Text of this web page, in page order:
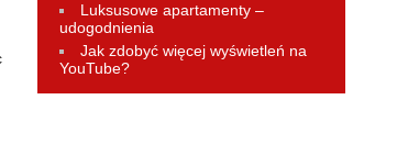
Luksusowe apartamenty –
udogodnienia
Jak zdobyć więcej wyświetleń na
YouTube?